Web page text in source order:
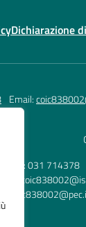
Dichiarazione
Email:
031 714378
mail: